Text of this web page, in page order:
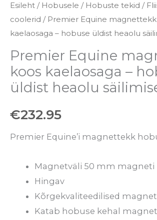
Esileht / Hobusele / Hobuste tekid /
coolerid / Premier Equine
kaelaosaga – hobuse üldist heaolu
Premier Equine
koos kaelaosaga –
üldist heaolu
€232.95
Premier Equine’i magnettekk
Magnetväli 50 mm magneti
Hingav
Kõrgekvaliteedilised
Katab hobuse kehal